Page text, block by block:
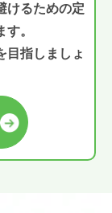
けるための定
。
目指しましょ